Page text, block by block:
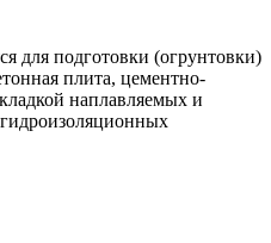
для подготовки (огрунтовки)
плита, цементно-
наплавляемых и